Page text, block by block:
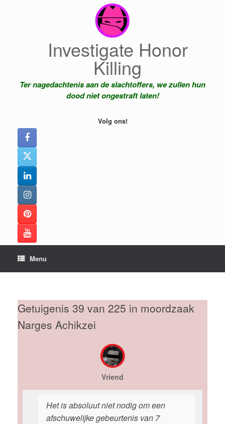
Investigate Honor
Killing
Ter nagedachtenis aan de slachtoffers, we zullen hun
dood niet ongestraft laten!
Volg ons!
Menu
Getuigenis 39 van 225 in moordzaak
Narges Achikzei
Vriend
Het is absoluut niet nodig om een
afschuwelijke gebeurtenis van 7